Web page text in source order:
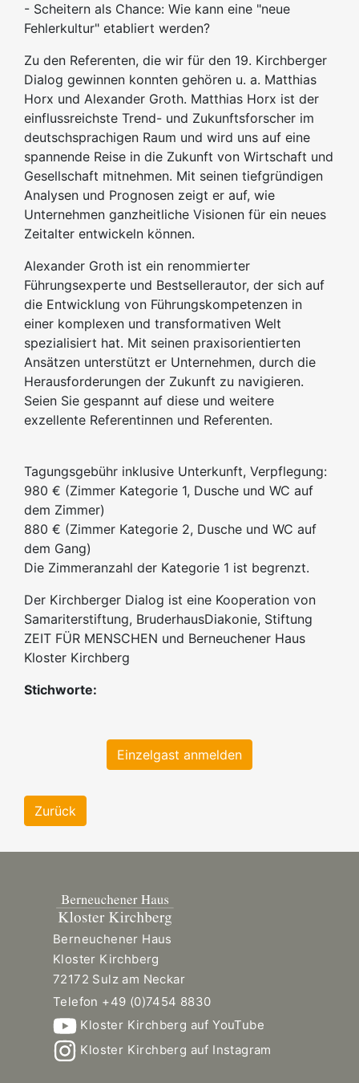
- Scheitern als Chance: Wie kann eine "neue
Fehlerkultur" etabliert werden?
Zu den Referenten, die wir für den 19. Kirchberger
Dialog gewinnen konnten gehören u. a. Matthias
Horx und Alexander Groth. Matthias Horx ist der
einflussreichste Trend- und Zukunftsforscher im
deutschsprachigen Raum und wird uns auf eine
spannende Reise in die Zukunft von Wirtschaft und
Gesellschaft mitnehmen. Mit seinen tiefgründigen
Analysen und Prognosen zeigt er auf, wie
Unternehmen ganzheitliche Visionen für ein neues
Zeitalter entwickeln können.
Alexander Groth ist ein renommierter
Führungsexperte und Bestsellerautor, der sich auf
die Entwicklung von Führungskompetenzen in
einer komplexen und transformativen Welt
spezialisiert hat. Mit seinen praxisorientierten
Ansätzen unterstützt er Unternehmen, durch die
Herausforderungen der Zukunft zu navigieren.
Seien Sie gespannt auf diese und weitere
exzellente Referentinnen und Referenten.
Tagungsgebühr inklusive Unterkunft, Verpflegung:
980 € (Zimmer Kategorie 1, Dusche und WC auf
dem Zimmer)
880 € (Zimmer Kategorie 2, Dusche und WC auf
dem Gang)
Die Zimmeranzahl der Kategorie 1 ist begrenzt.
Der Kirchberger Dialog ist eine Kooperation von
Samariterstiftung, BruderhausDiakonie, Stiftung
ZEIT FÜR MENSCHEN und Berneuchener Haus
Kloster Kirchberg
Stichworte:
Einzelgast anmelden
Zurück
Berneuchener Haus
Kloster Kirchberg
72172 Sulz am Neckar
Telefon +49 (0)7454 8830
Kloster Kirchberg auf YouTube
Kloster Kirchberg auf Instagram